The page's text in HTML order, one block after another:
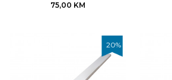
75,00 KM
20%